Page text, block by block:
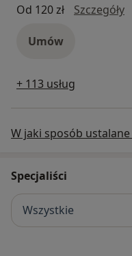
Od 120 zł
Szczegóły
Umów
+ 113 usług
W jaki sposób ustalane
Specjaliści
Wszystkie